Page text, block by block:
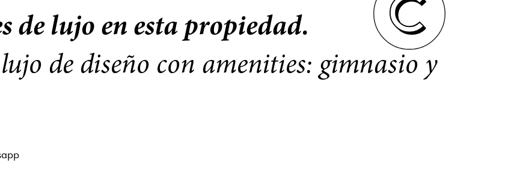
de lujo en esta propiedad.
de diseño con amenities: gimnasio y